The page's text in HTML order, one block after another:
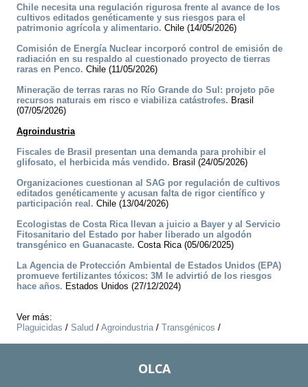
Chile necesita una regulación rigurosa frente al avance de los
cultivos editados genéticamente y sus riesgos para el
patrimonio agrícola y alimentario. Chile (14/05/2026)
Comisión de Energía Nuclear incorporó control de emisión de
radiación en su respaldo al cuestionado proyecto de tierras
raras en Penco. Chile (11/05/2026)
Mineração de terras raras no Río Grande do Sul: projeto põe
recursos naturais em risco e viabiliza catástrofes. Brasil
(07/05/2026)
Agroindustria
Fiscales de Brasil presentan una demanda para prohibir el
glifosato, el herbicida más vendido. Brasil (24/05/2026)
Organizaciones cuestionan al SAG por regulación de cultivos
editados genéticamente y acusan falta de rigor científico y
participación real. Chile (13/04/2026)
Ecologistas de Costa Rica llevan a juicio a Bayer y al Servicio
Fitosanitario del Estado por haber liberado un algodón
transgénico en Guanacaste. Costa Rica (05/06/2025)
La Agencia de Protección Ambiental de Estados Unidos (EPA)
promueve fertilizantes tóxicos: 3M le advirtió de los riesgos
hace años. Estados Unidos (27/12/2024)
Ver más:
Plaguicidas / Salud / Agroindustria/ Transgénicos /
OLCA